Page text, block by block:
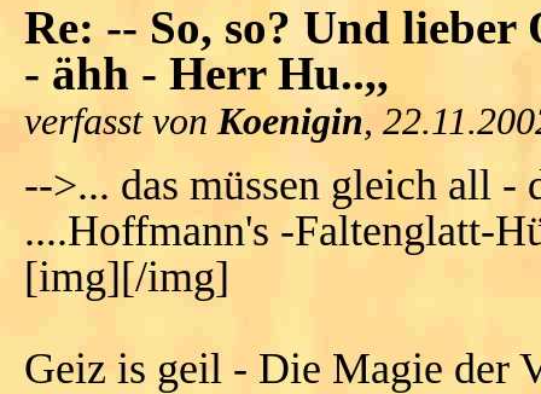
Re: -- So, so? Und lieber
- ähh - Herr Hu..,,
verfasst vonKoenigin,
-->... das müssen gleich all -
....Hoffmann's -Faltenglatt-
[img][/img]
Geiz is geil - Die Magie der